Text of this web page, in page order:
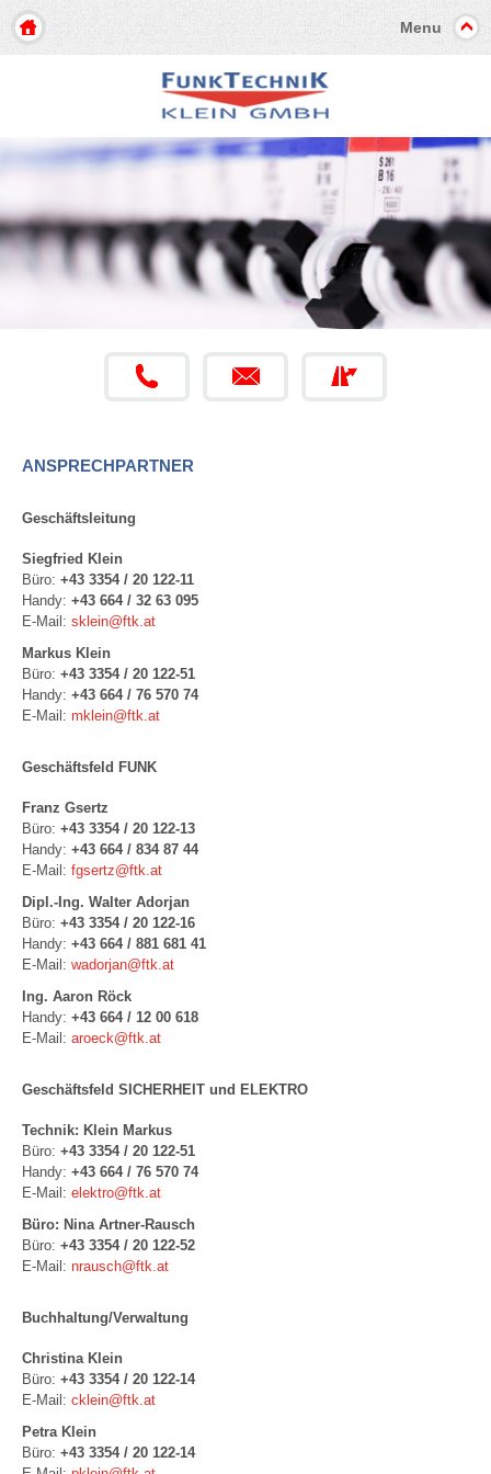
Menu
ANSPRECHPARTNER
Geschäftsleitung
Siegfried Klein
Büro: +43 3354 / 20 122-11
Handy: +43 664 / 32 63 095
E-Mail: sklein@ftk.at
Markus Klein
Büro: +43 3354 / 20 122-51
Handy: +43 664 / 76 570 74
E-Mail: mklein@ftk.at
Geschäftsfeld FUNK
Franz Gsertz
Büro: +43 3354 / 20 122-13
Handy: +43 664 / 834 87 44
E-Mail: fgsertz@ftk.at
Dipl.-Ing. Walter Adorjan
Büro: +43 3354 / 20 122-16
Handy: +43 664 / 881 681 41
E-Mail: wadorjan@ftk.at
Ing. Aaron Röck
Handy: +43 664 / 12 00 618
E-Mail: aroeck@ftk.at
Geschäftsfeld SICHERHEIT und ELEKTRO
Technik: Klein Markus
Büro: +43 3354 / 20 122-51
Handy: +43 664 / 76 570 74
E-Mail: elektro@ftk.at
Büro: Nina Artner-Rausch
Büro: +43 3354 / 20 122-52
E-Mail: nrausch@ftk.at
Buchhaltung/Verwaltung
Christina Klein
Büro: +43 3354 / 20 122-14
E-Mail: cklein@ftk.at
Petra Klein
Büro: +43 3354 / 20 122-14